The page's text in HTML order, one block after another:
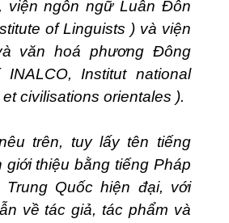
viện ngôn ngữ Luân Đôn
of Linguists ) và viện
văn hoá phương Đông
Institut national
civilisations orientales ).
trên, tuy lấy tên tiếng
giới thiệu bằng tiếng Pháp
Trung Quốc hiện đại, với
về tác giả, tác phẩm và